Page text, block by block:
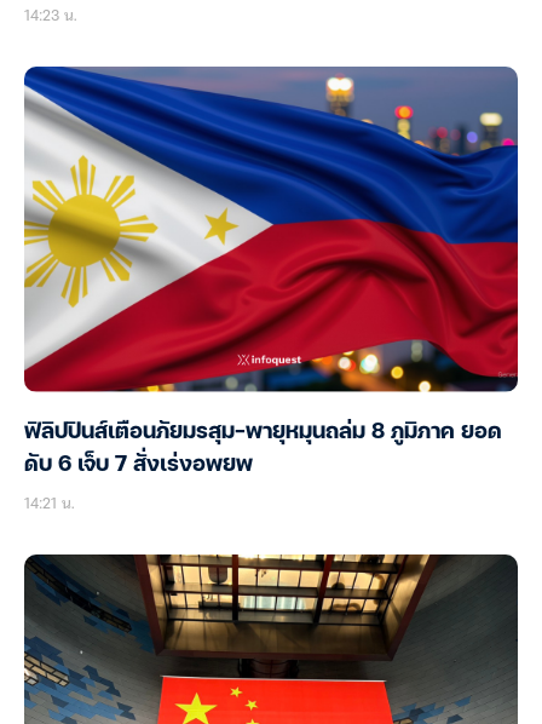
14:23 น.
ฟิลิปปินส์เตือนภัยมรสุม-พายุหมุนถล่ม 8 ภูมิภาค ยอด
ดับ 6 เจ็บ 7 สั่งเร่งอพยพ
14:21 น.